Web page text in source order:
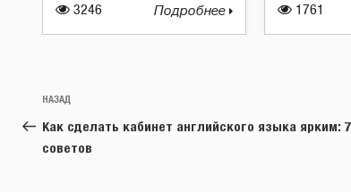
3246 Подробнее 1761
Навигация
по
записям
Предыдущая
запись:
НАЗАД
Как сделать кабинет английского языка ярким: 7
советов